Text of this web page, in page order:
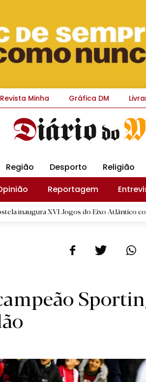
Revista Minha Gráfica DM
Região Desporto Religião
Reportagem
Jogos do Eixo Atlântico com mais de dois